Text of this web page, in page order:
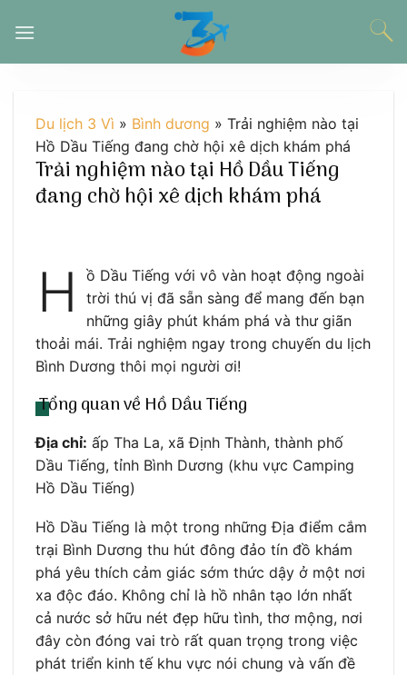
đến
Du lịch 3 Vì » Bình dương » Trải nghiệm nào tại
Hồ Dầu Tiếng đang chờ hội xê dịch khám phá
Trải nghiệm nào tại Hồ Dầu Tiếng
đang chờ hội xê dịch khám phá
H
ồ Dầu Tiếng với vô vàn hoạt động ngoài
trời thú vị đã sẵn sàng để mang đến bạn
những giây phút khám phá và thư giãn
thoải mái. Trải nghiệm ngay trong chuyến du lịch
Bình Dương thôi mọi người ơi!
Tổng quan về Hồ Dầu Tiếng
Địa chỉ: ấp Tha La, xã Định Thành, thành phố
Dầu Tiếng, tỉnh Bình Dương (khu vực Camping
Hồ Dầu Tiếng)
Hồ Dầu Tiếng là một trong những Địa điểm cắm
trại Bình Dương thu hút đông đảo tín đồ khám
phá yêu thích cảm giác sớm thức dậy ở một nơi
xa độc đáo. Không chỉ là hồ nhân tạo lớn nhất
cả nước sở hữu nét đẹp hữu tình, thơ mộng, nơi
đây còn đóng vai trò rất quan trọng trong việc
phát triển kinh tế khu vực nói chung và vấn đề